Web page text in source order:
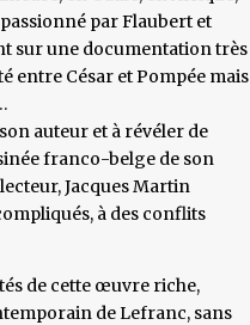
par Flaubert et
sur une documentation très
entre César et Pompée mais
auteur et à révéler de
franco-belge de son
Jacques Martin
à des conflits
de cette œuvre riche,
de Lefranc, sans